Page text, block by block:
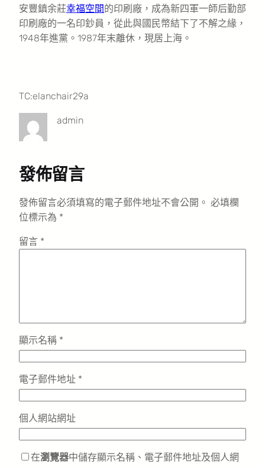
安豐鎮余莊幸福空間的印刷廠，成為新四軍一師后勤部
印刷廠的一名印鈔員，從此與國民幣結下了不解之緣，
1948年進黨。1987年末離休，現居上海。
TC:elanchair29a
admin
發佈留言
發佈留言必須填寫的電子郵件地址不會公開。 必填欄
位標示為 *
留言 *
顯示名稱 *
電子郵件地址 *
個人網站網址
在瀏覽器中儲存顯示名稱、電子郵件地址及個人網